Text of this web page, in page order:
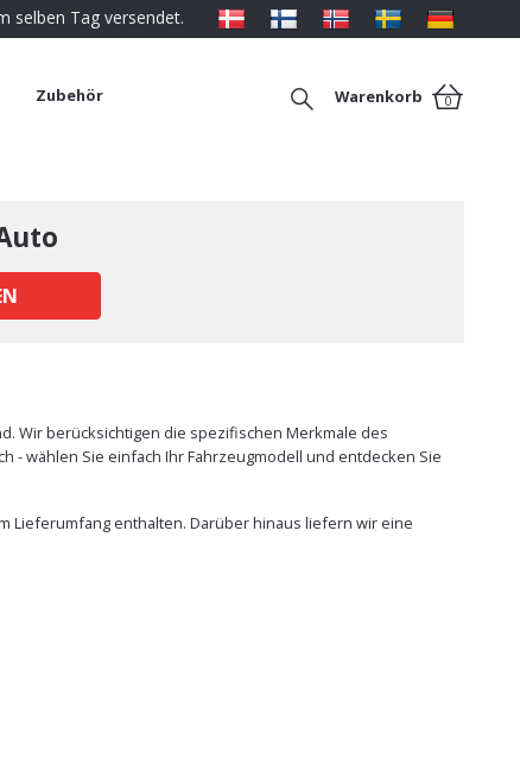
selben Tag versendet.
Zubehör Warenkorb 0
Wir berücksichtigen die spezifischen Merkmale des
- wählen Sie einfach Ihr Fahrzeugmodell und entdecken Sie
Lieferumfang enthalten. Darüber hinaus liefern wir eine